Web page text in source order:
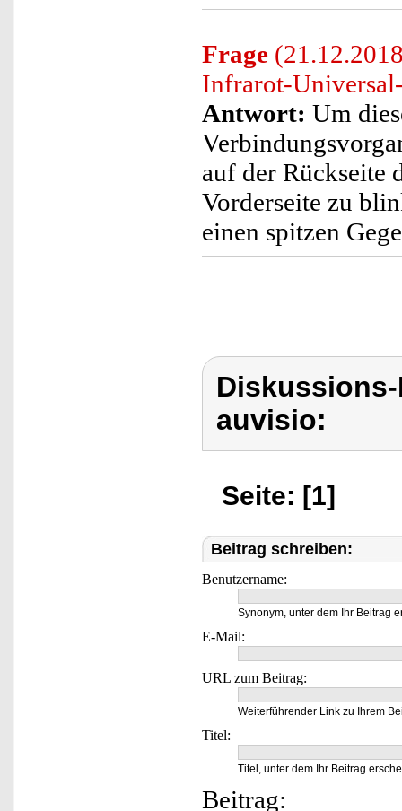
Frage
Infrarot-
Antwort: Um
auf der Rückseite
Vorderseite zu
einen spitzen
auvisio:
Seite: [1]
Beitrag schreiben:
Benutzername:
Synonym, unter dem Ihr Beitrag
E-Mail:
URL zum Beitrag:
Weiterführender Link zu Ihrem
Titel:
Titel, unter dem Ihr Beitrag
Beitrag: